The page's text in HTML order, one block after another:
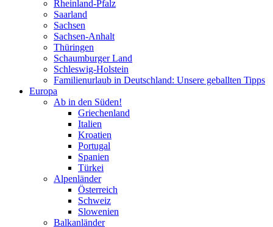
Rheinland-Pfalz
Saarland
Sachsen
Sachsen-Anhalt
Thüringen
Schaumburger Land
Schleswig-Holstein
Familienurlaub in Deutschland: Unsere geballten Tipps
Europa
Ab in den Süden!
Griechenland
Italien
Kroatien
Portugal
Spanien
Türkei
Alpenländer
Österreich
Schweiz
Slowenien
Balkanländer